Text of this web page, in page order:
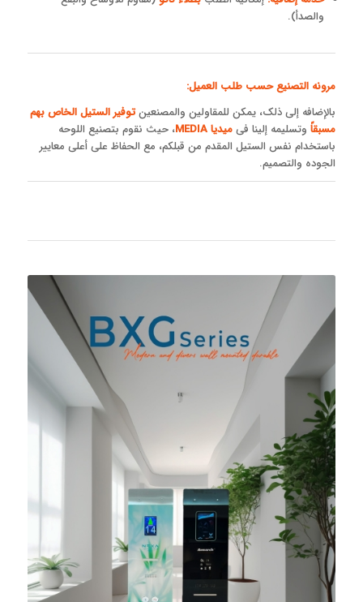
والصدأ).
مرونه التصنیع حسب طلب العمیل:
بالإضافه إلى ذلک، یمکن للمقاولین والمصنعینتوفیر الستیل الخاص بهم
مسبقاًوتسلیمه إلینا فیمیدیا MEDIA
، حیث نقوم بتصنیع اللوحه
باستخدام نفس الستیل المقدم من قبلکم، مع الحفاظ على أعلى معاییر
الجوده والتصمیم.